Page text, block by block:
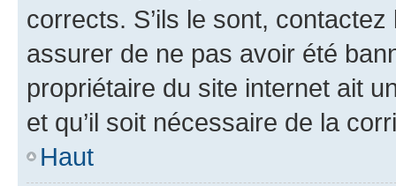
corrects. S’ils le sont,
assurer de ne pas avoir été
propriétaire du site internet ait
et qu’il soit nécessaire de la
Haut